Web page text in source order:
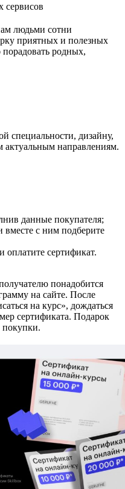
сервисов
людьми сотни
приятных и полезных
родных,
специальности, дизайну,
актуальным направлениям.
данные покупателя;
вместе с ним подберите
сертификат.
понадобится
на сайте. После
на курс», дождаться
сертификата. Подарок
покупки.